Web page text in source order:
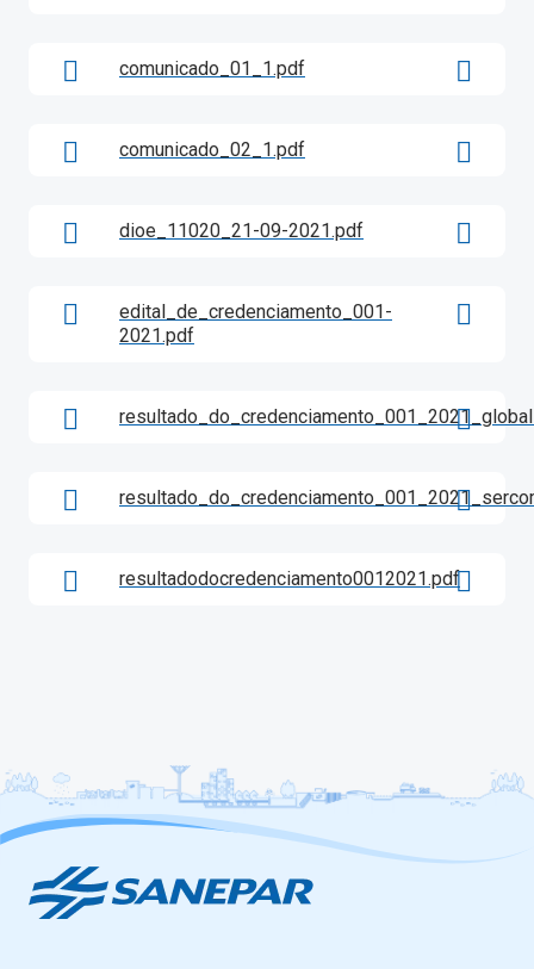
comunicado_01_1.pdf
comunicado_02_1.pdf
dioe_11020_21-09-2021.pdf
edital_de_credenciamento_001-
2021.pdf
resultadodocredenciamento0012021.pdf